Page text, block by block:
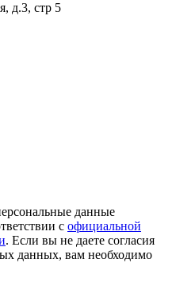
д.3, стр 5
данные
с официальной
. Если вы не даете согласия
данных, вам необходимо